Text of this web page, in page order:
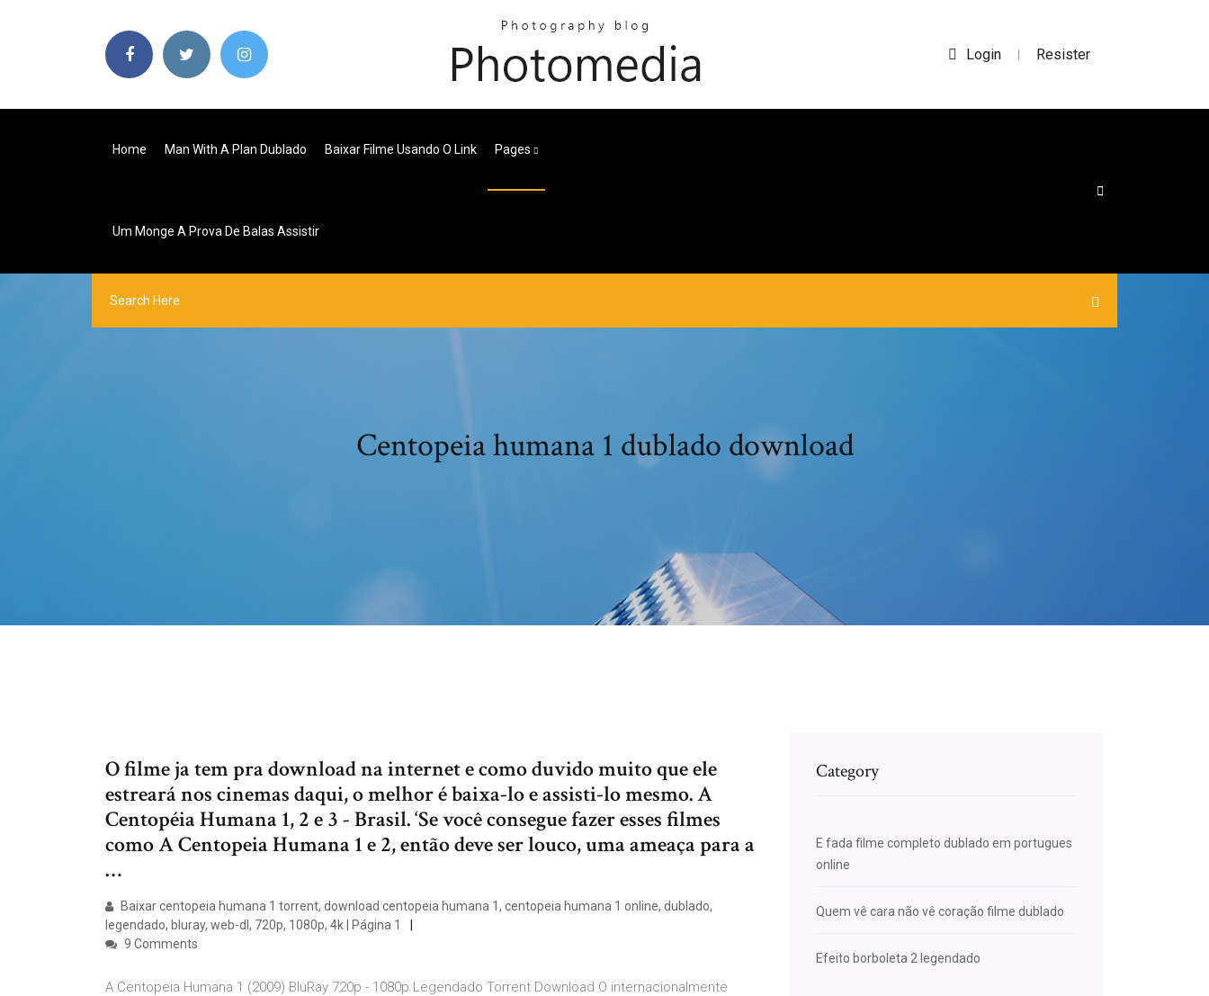
Login | Resister
Home Man With A Plan Dublado Baixar Filme Usando O Link Pages
Um Monge A Prova De Balas Assistir
Centopeia humana 1 dublado download
O filme ja tem pra download na internet e como duvido muito que ele
estreará nos cinemas daqui, o melhor é baixa-lo e assisti-lo mesmo. A
Centopéia Humana 1, 2 e 3 - Brasil. ‘Se você consegue fazer esses filmes
como A Centopeia Humana 1 e 2, então deve ser louco, uma ameaça para a
…
Baixar centopeia humana 1 torrent, download centopeia humana 1, centopeia humana 1 online, dublado,
legendado, bluray, web-dl, 720p, 1080p, 4k | Página 1
9 Comments
A Centopeia Humana 1 (2009) BluRay 720p - 1080p Legendado Torrent Download O internacionalmente
Category
E fada filme completo dublado em portugues
online
Quem vê cara não vê coração filme dublado
Efeito borboleta 2 legendado